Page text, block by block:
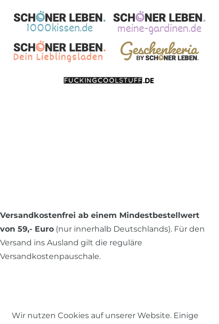
Versandkostenfrei ab einem Mindestbestellwert
von 59,- Euro (nur innerhalb Deutschlands). Für den
Versand ins Ausland gilt die reguläre
Versandkostenpauschale.
Wir nutzen Cookies auf unserer Website. Einige